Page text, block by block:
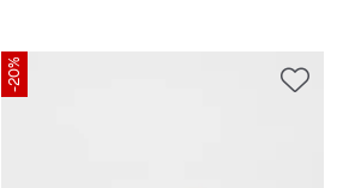
-20%